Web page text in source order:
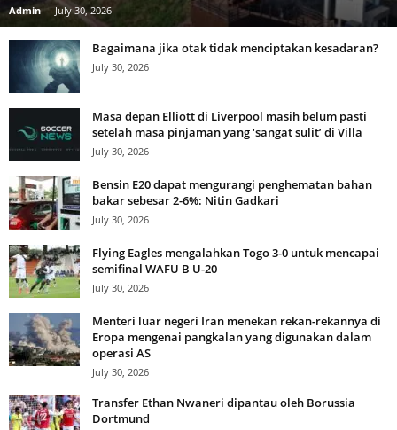
Admin - July 30, 2026
Bagaimana jika otak tidak menciptakan kesadaran?
July 30, 2026
Masa depan Elliott di Liverpool masih belum pasti
setelah masa pinjaman yang ‘sangat sulit’ di Villa
July 30, 2026
Bensin E20 dapat mengurangi penghematan bahan
bakar sebesar 2-6%: Nitin Gadkari
July 30, 2026
Flying Eagles mengalahkan Togo 3-0 untuk mencapai
semifinal WAFU B U-20
July 30, 2026
Menteri luar negeri Iran menekan rekan-rekannya di
Eropa mengenai pangkalan yang digunakan dalam
operasi AS
July 30, 2026
Transfer Ethan Nwaneri dipantau oleh Borussia
Dortmund